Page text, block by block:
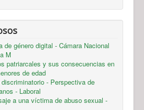
de género digital - Cámara Nacional
M
patriarcales y sus consecuencias en
de edad
- Perspectiva de
- Laboral
a una víctima de abuso sexual -